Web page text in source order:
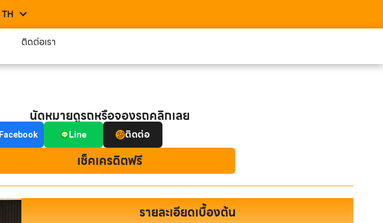
TH
EN
ติดต่อเรา
นัดหมายดูรถหรือจองรถคลิกเลย
Facebook Line ติดต่อ
เช็คเครดิตฟรี
รายละเอียดเบื้องต้น